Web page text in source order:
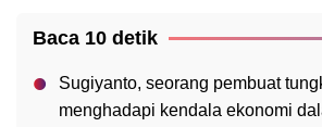
Baca 10 detik
Sugiyanto, seorang pembuat
menghadapi kendala ekonomi